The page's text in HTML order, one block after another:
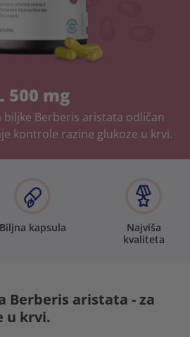
500 mg
Berberis aristata odličan
kontrole razine glukoze u krvi.
Biljna kapsula
Najviša
kvaliteta
Berberis aristata - za
u krvi.